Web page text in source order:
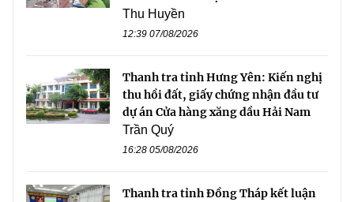
Thu Huyền
12:39 07/08/2026
Thanh tra tỉnh Hưng Yên: Kiến nghị
thu hồi đất, giấy chứng nhận đầu tư
dự án Cửa hàng xăng dầu Hải Nam
Trần Quý
16:28 05/08/2026
Thanh tra tỉnh Đồng Tháp kết luận